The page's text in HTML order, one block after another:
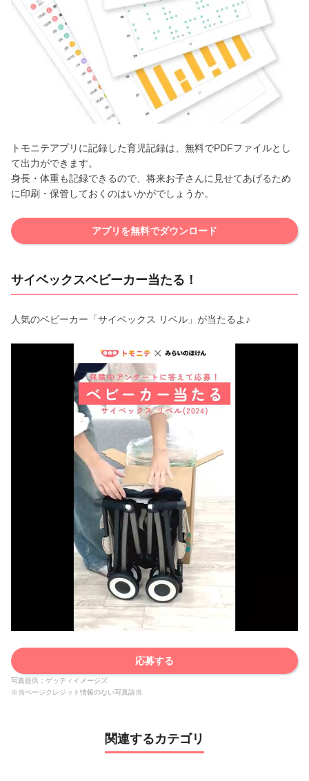
トモニテアプリに記録した育児記録は、無料でPDFファイルとし
て出力ができます。
身長・体重も記録できるので、将来お子さんに見せてあげるため
に印刷・保管しておくのはいかがでしょうか。
アプリを無料でダウンロード
サイベックスベビーカー当たる！
人気のベビーカー「サイベックス リベル」が当たるよ♪
応募する
写真提供：ゲッティイメージズ
※当ページクレジット情報のない写真該当
関連するカテゴリ